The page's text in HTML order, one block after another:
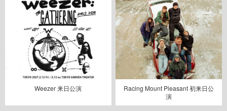
Weezer 来日公演
Racing Mount Pleasant 初来日公
演